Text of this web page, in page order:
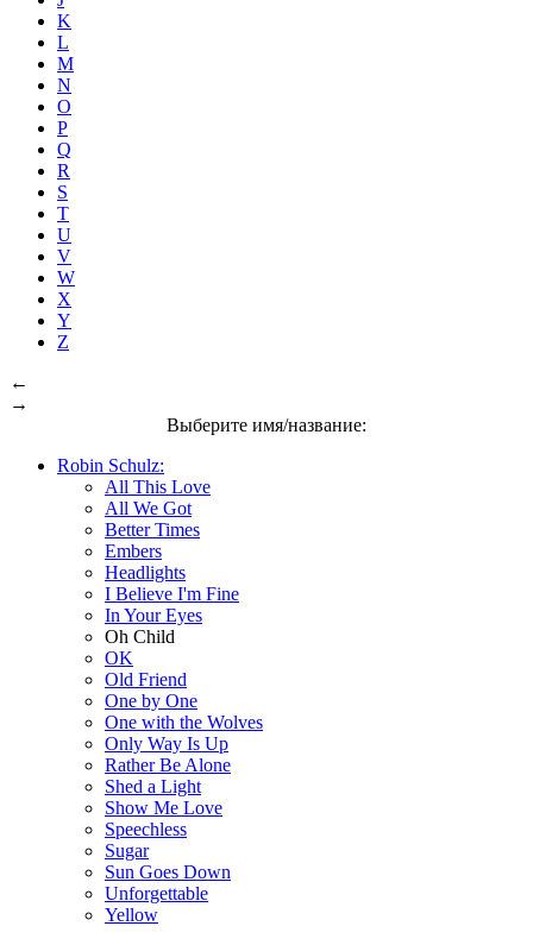
K
L
M
N
O
P
Q
R
S
T
U
V
W
X
Y
Z
←
→
Выберите имя/название:
Robin Schulz:
All This Love
All We Got
Better Times
Embers
Headlights
I Believe I'm Fine
In Your Eyes
Oh Child
OK
Old Friend
One by One
One with the Wolves
Only Way Is Up
Rather Be Alone
Shed a Light
Show Me Love
Speechless
Sugar
Sun Goes Down
Unforgettable
Yellow